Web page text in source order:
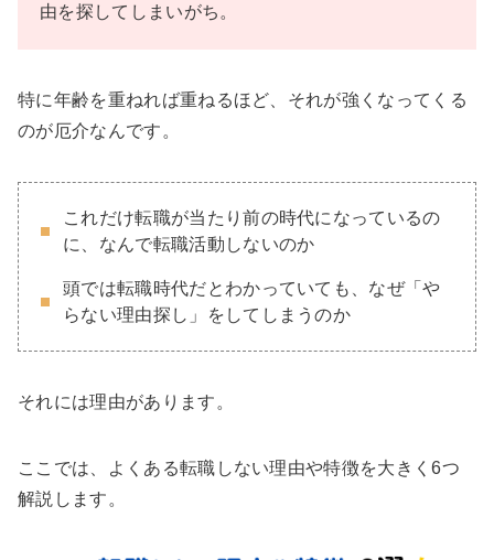
由を探してしまいがち。
特に年齢を重ねれば重ねるほど、それが強くなってくる
のが厄介なんです。
これだけ転職が当たり前の時代になっているの
に、なんで転職活動しないのか
頭では転職時代だとわかっていても、なぜ「や
らない理由探し」をしてしまうのか
それには理由があります。
ここでは、よくある転職しない理由や特徴を大きく6つ
解説します。